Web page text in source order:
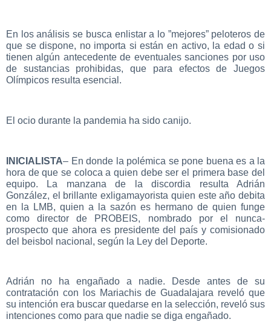
En los análisis se busca enlistar a lo ”mejores” peloteros de
que se dispone, no importa si están en activo, la edad o si
tienen algún antecedente de eventuales sanciones por uso
de sustancias prohibidas, que para efectos de Juegos
Olímpicos resulta esencial.
El ocio durante la pandemia ha sido canijo.
INICIALISTA– En donde la polémica se pone buena es a la
hora de que se coloca a quien debe ser el primera base del
equipo. La manzana de la discordia resulta Adrián
González, el brillante exligamayorista quien este año debita
en la LMB, quien a la sazón es hermano de quien funge
como director de PROBEIS, nombrado por el nunca-
prospecto que ahora es presidente del país y comisionado
del beisbol nacional, según la Ley del Deporte.
Adrián no ha engañado a nadie. Desde antes de su
contratación con los Mariachis de Guadalajara reveló que
su intención era buscar quedarse en la selección, reveló sus
intenciones como para que nadie se diga engañado.